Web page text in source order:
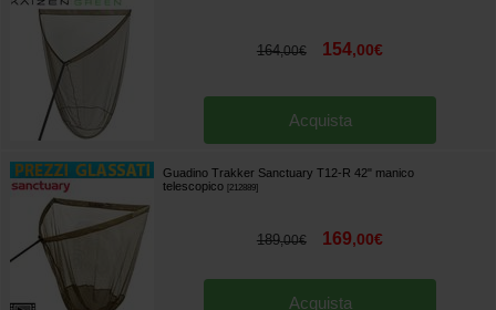
164,00€ 154,00€
Acquista
Guadino Trakker Sanctuary T12-R 42" manico
telescopico
212889]
189,00€ 169,00€
Acquista